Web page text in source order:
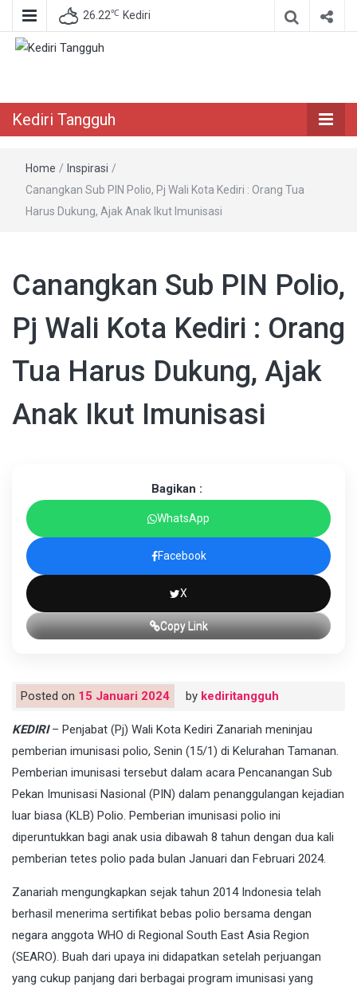
26.22℃ Kediri
Kediri Tangguh
Home / Inspirasi /
Canangkan Sub PIN Polio, Pj Wali Kota Kediri : Orang Tua
Harus Dukung, Ajak Anak Ikut Imunisasi
Canangkan Sub PIN Polio,
Pj Wali Kota Kediri : Orang
Tua Harus Dukung, Ajak
Anak Ikut Imunisasi
Bagikan :
WhatsApp
Facebook
X
Copy Link
Posted on 15 Januari 2024 by kediritangguh
KEDIRI– Penjabat (Pj) Wali Kota Kediri Zanariah meninjau
pemberian imunisasi polio, Senin (15/1) di Kelurahan Tamanan.
Pemberian imunisasi tersebut dalam acara Pencanangan Sub
Pekan Imunisasi Nasional (PIN) dalam penanggulangan kejadian
luar biasa (KLB) Polio. Pemberian imunisasi polio ini
diperuntukkan bagi anak usia dibawah 8 tahun dengan dua kali
pemberian tetes polio pada bulan Januari dan Februari 2024.
Zanariah mengungkapkan sejak tahun 2014 Indonesia telah
berhasil menerima sertifikat bebas polio bersama dengan
negara anggota WHO di Regional South East Asia Region
(SEARO). Buah dari upaya ini didapatkan setelah perjuangan
yang cukup panjang dari berbagai program imunisasi yang